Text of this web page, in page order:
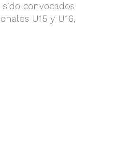
convocados
U15 y U16,